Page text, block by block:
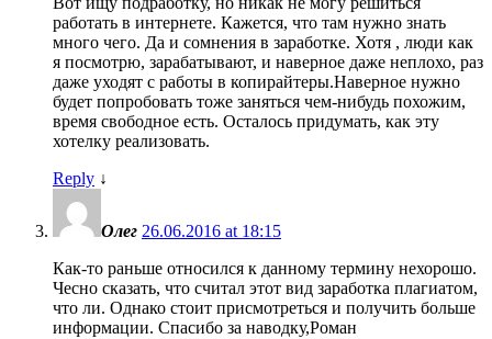
работать в интернете. Кажется, что там нужно знать
много чего. Да и сомнения в заработке. Хотя , люди как
я посмотрю, зарабатывают, и наверное даже неплохо, раз
даже уходят с работы в копирайтеры.Наверное нужно
будет попробовать тоже заняться чем-нибудь похожим,
время свободное есть. Осталось придумать, как эту
хотелку реализовать.
Reply ↓
Олег 26.06.2016 at 18:15
Как-то раньше относился к данному термину нехорошо.
Чесно сказать, что считал этот вид заработка плагиатом,
что ли. Однако стоит присмотреться и получить больше
информации. Спасибо за наводку,Роман